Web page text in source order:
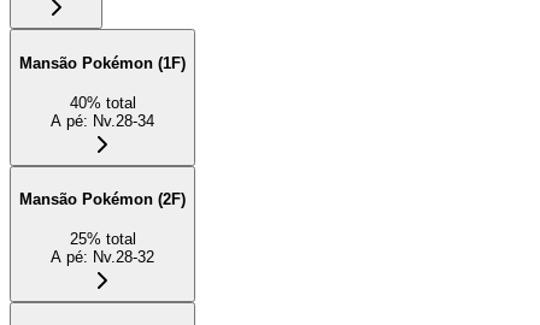
Mansão Pokémon (1F)
40% total
A pé: Nv.28-34
Mansão Pokémon (2F)
25% total
A pé: Nv.28-32